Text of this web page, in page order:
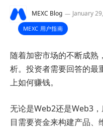
MEXC Blog January
MEXC 用户指南
随着加密市场的不断成熟
析。投资者需要回答的最
上如何赚钱。
无论是Web2还是Web3
目需要资金来构建产品、